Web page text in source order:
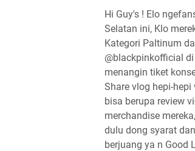
Hi Guy's ! Elo
Selatan ini, Klo
Kategori Paltinum
@blackpinkofficial
menangin tiket
Share vlog hepi-
bisa berupa review
merchandise
dulu dong syarat
berjuang ya n Good